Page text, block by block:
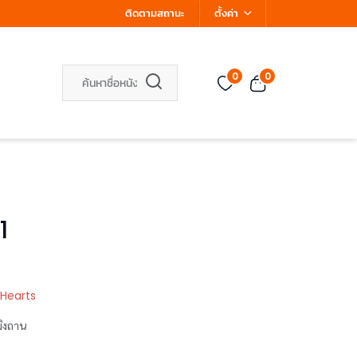
ติดตามสถานะ ตั้งค่า
0 0
ถาน